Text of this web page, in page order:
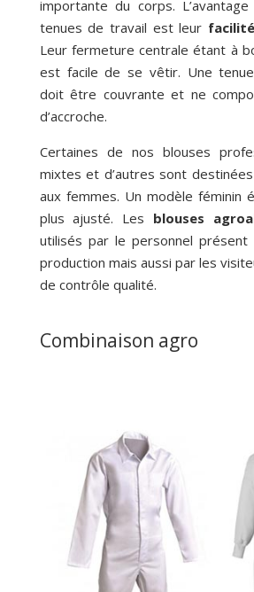
importante du corps.
tenues de travail est leur
Leur fermeture centrale étant à
est facile de se vêtir. Une
doit être couvrante et ne
d’accroche.
Certaines de nos blouses
mixtes et d’autres sont
aux femmes. Un modèle féminin
plus ajusté. Les blouses
utilisés par le personnel présent
production mais aussi par les
de contrôle qualité.
Combinaison agro